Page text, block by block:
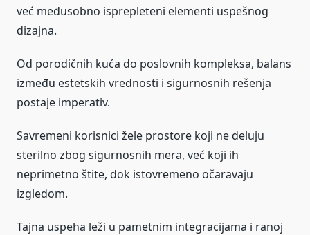
već međusobno isprepleteni elementi uspešnog
dizajna.
Od porodičnih kuća do poslovnih kompleksa, balans
između estetskih vrednosti i sigurnosnih rešenja
postaje imperativ.
Savremeni korisnici žele prostore koji ne deluju
sterilno zbog sigurnosnih mera, već koji ih
neprimetno štite, dok istovremeno očaravaju
izgledom.
Tajna uspeha leži u pametnim integracijama i ranoj